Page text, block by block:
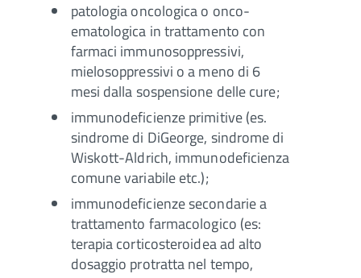
patologia oncologica o onco-
ematologica in trattamento con
farmaci immunosoppressivi,
mielosoppressivi o a meno di 6
mesi dalla sospensione delle cure;
immunodeficienze primitive (es.
sindrome di DiGeorge, sindrome di
Wiskott-Aldrich, immunodeficienza
comune variabile etc.);
immunodeficienze secondarie a
trattamento farmacologico (es:
terapia corticosteroidea ad alto
dosaggio protratta nel tempo,